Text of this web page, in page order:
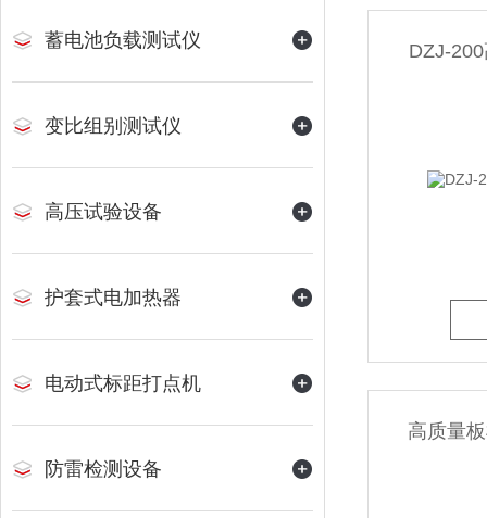
蓄电池负载测试仪
变比组别测试仪
高压试验设备
护套式电加热器
电动式标距打点机
防雷检测设备
DZJ-
高质量